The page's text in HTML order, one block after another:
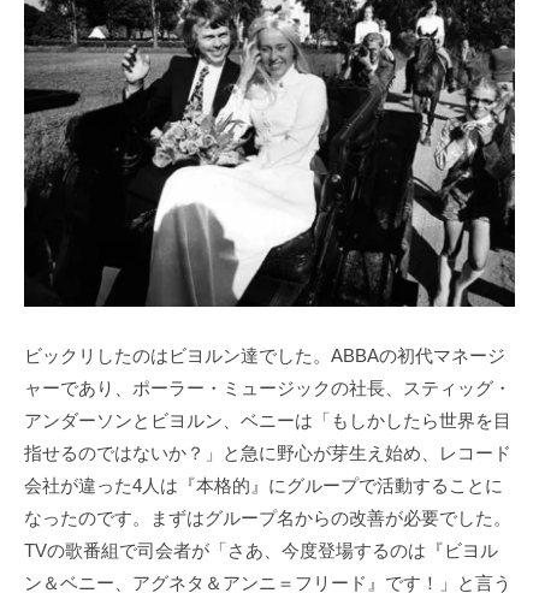
ビックリしたのはビヨルン達でした。ABBAの初代マネージ
ャーであり、ポーラー・ミュージックの社長、スティッグ・
アンダーソンとビヨルン、ベニーは「もしかしたら世界を目
指せるのではないか？」と急に野心が芽生え始め、レコード
会社が違った4人は『本格的』にグループで活動することに
なったのです。まずはグループ名からの改善が必要でした。
TVの歌番組で司会者が「さあ、今度登場するのは『ビヨル
ン＆ベニー、アグネタ＆アンニ＝フリード』です！」と言う